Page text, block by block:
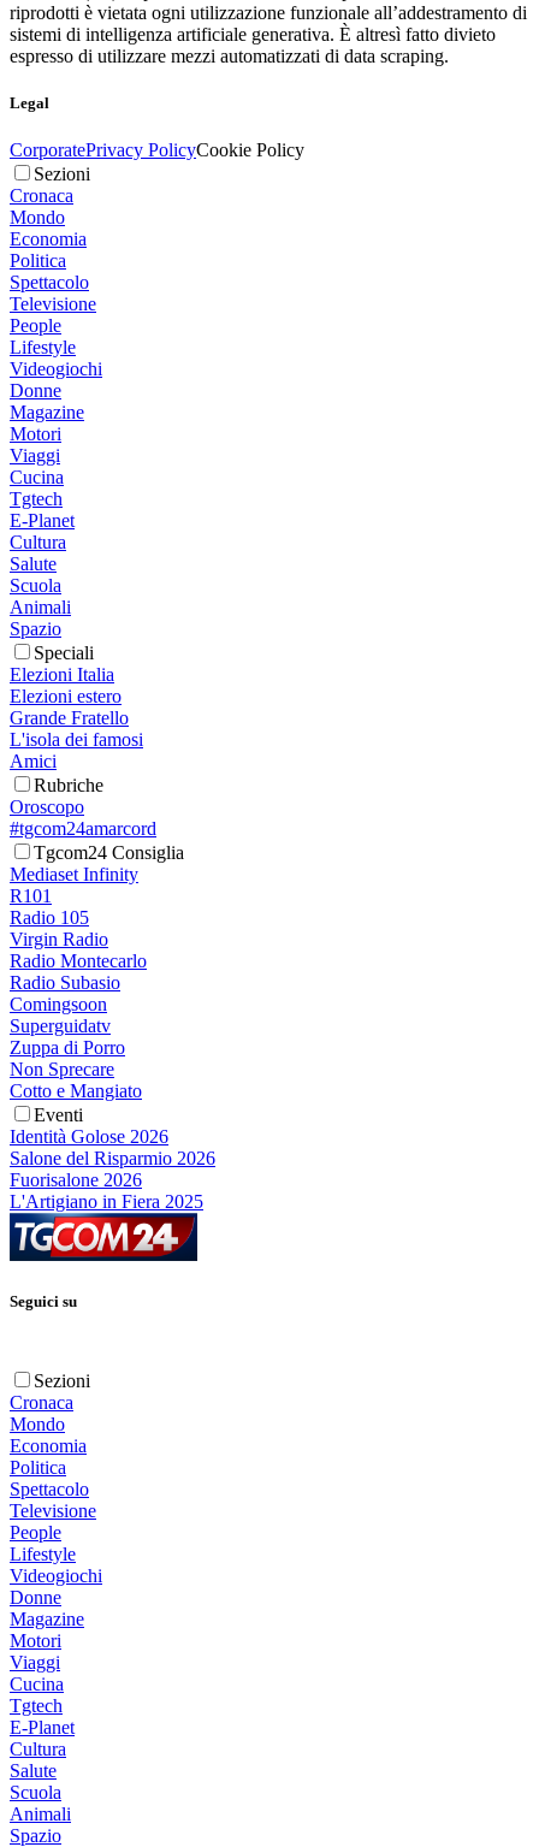
riprodotti è vietata ogni utilizzazione funzionale all’addestramento di
sistemi di intelligenza artificiale generativa. È altresì fatto divieto
espresso di utilizzare mezzi automatizzati di data scraping.
Legal
CorporatePrivacy PolicyCookie Policy
Sezioni
Cronaca
Mondo
Economia
Politica
Spettacolo
Televisione
People
Lifestyle
Videogiochi
Donne
Magazine
Motori
Viaggi
Cucina
Tgtech
E-Planet
Cultura
Salute
Scuola
Animali
Spazio
Speciali
Elezioni Italia
Elezioni estero
Grande Fratello
L'isola dei famosi
Amici
Rubriche
Oroscopo
#tgcom24amarcord
Tgcom24 Consiglia
Mediaset Infinity
R101
Radio 105
Virgin Radio
Radio Montecarlo
Radio Subasio
Comingsoon
Superguidatv
Zuppa di Porro
Non Sprecare
Cotto e Mangiato
Eventi
Identità Golose 2026
Salone del Risparmio 2026
Fuorisalone 2026
L'Artigiano in Fiera 2025
Seguici su
Sezioni
Cronaca
Mondo
Economia
Politica
Spettacolo
Televisione
People
Lifestyle
Videogiochi
Donne
Magazine
Motori
Viaggi
Cucina
Tgtech
E-Planet
Cultura
Salute
Scuola
Animali
Spazio